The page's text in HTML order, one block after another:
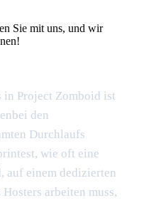
Sie mit uns, und wir
in Project Zomboid ist
den
Durchlaufs
wie oft eine
auf einem dedizierten
arbeiten muss,